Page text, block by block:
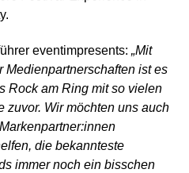
eventimpresents:„Mit
Medienpartnerschaften ist es
Rock am Ring mit so vielen
zuvor. Wir möchten uns auch
die bekannteste
immer noch ein bisschen